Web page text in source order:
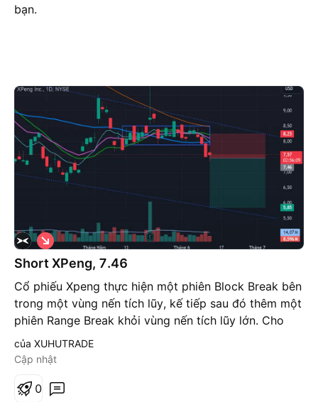
bạn.
Short XPeng, 7.46
Cổ phiếu Xpeng thực hiện một phiên Block Break bên
trong một vùng nến tích lũy, kế tiếp sau đó thêm một
phiên Range Break khỏi vùng nến tích lũy lớn. Cho
thấy phe gấu đang chiếm ưu thế. Short XPEV tại giá
7.46, sl 8.25, tp 5.85, r/r 1:2
G
i
á
x
u
ố
n
g
của XUHUTRADE
Cập nhật
0